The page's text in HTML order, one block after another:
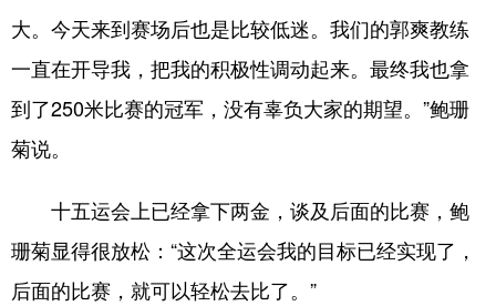
大。今天来到赛场后也是比较低迷。我们的郭爽教练
一直在开导我，把我的积极性调动起来。最终我也拿
到了250米比赛的冠军，没有辜负大家的期望。”鲍珊
菊说。
十五运会上已经拿下两金，谈及后面的比赛，鲍
珊菊显得很放松：“这次全运会我的目标已经实现了，
后面的比赛，就可以轻松去比了。”